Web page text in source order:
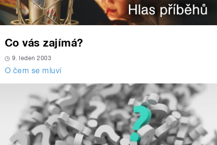
Co vás zajímá?
9. leden 2003
O čem se mluví